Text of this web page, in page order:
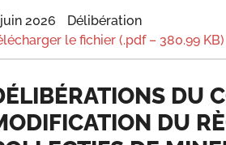
2026
Délibération
le fichier (.pdf – 380.99 KB)
DU
DU